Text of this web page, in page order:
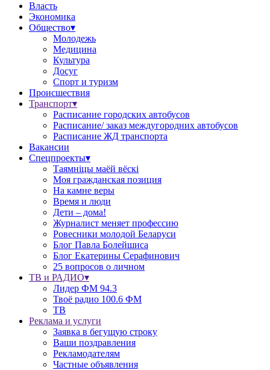
Власть
Экономика
Общество▾
Молодежь
Медицина
Культура
Досуг
Спорт и туризм
Происшествия
Транспорт▾
Расписание городских автобусов
Расписание/ заказ междугородних автобусов
Расписание ЖД транспорта
Вакансии
Спецпроекты▾
Таямніцы маёй вёскі
Моя гражданская позиция
На камне веры
Время и люди
Дети – дома!
Журналист меняет профессию
Ровесники молодой Беларуси
Блог Павла Болейшиса
Блог Екатерины Серафинович
25 вопросов о личном
ТВ и РАДИО▾
Лидер ФМ 94.3
Твоё радио 100.6 ФМ
ТВ
Реклама и услуги
Заявка в бегущую строку
Ваши поздравления
Рекламодателям
Частные объявления